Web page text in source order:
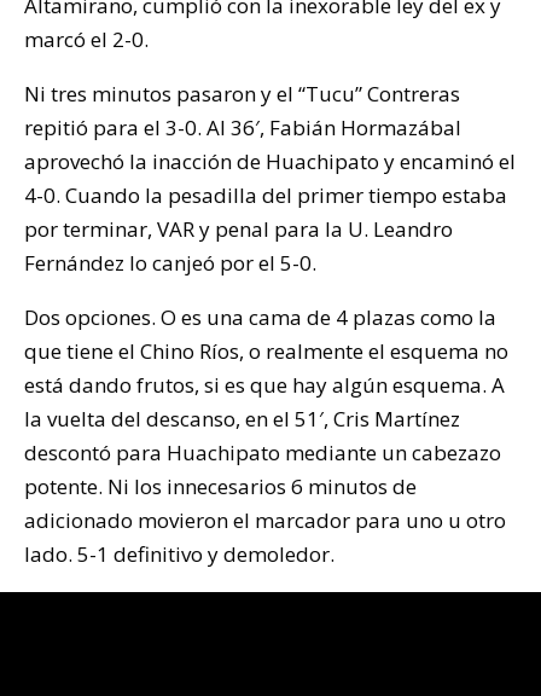
Altamirano, cumplió con la inexorable ley del ex y
marcó el 2-0.
Ni tres minutos pasaron y el “Tucu” Contreras
repitió para el 3-0. Al 36′, Fabián Hormazábal
aprovechó la inacción de Huachipato y encaminó el
4-0. Cuando la pesadilla del primer tiempo estaba
por terminar, VAR y penal para la U. Leandro
Fernández lo canjeó por el 5-0.
Dos opciones. O es una cama de 4 plazas como la
que tiene el Chino Ríos, o realmente el esquema no
está dando frutos, si es que hay algún esquema. A
la vuelta del descanso, en el 51′, Cris Martínez
descontó para Huachipato mediante un cabezazo
potente. Ni los innecesarios 6 minutos de
adicionado movieron el marcador para uno u otro
lado. 5-1 definitivo y demoledor.